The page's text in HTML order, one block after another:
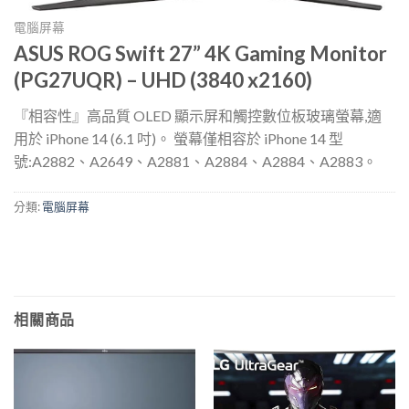
電腦屏幕
ASUS ROG Swift 27” 4K Gaming Monitor
(PG27UQR) – UHD (3840 x2160)
『相容性』高品質 OLED 顯示屏和觸控數位板玻璃螢幕,適
用於 iPhone 14 (6.1 吋)。 螢幕僅相容於 iPhone 14 型
號:A2882、A2649、A2881、A2884、A2884、A2883。
分類:電腦屏幕
相關商品